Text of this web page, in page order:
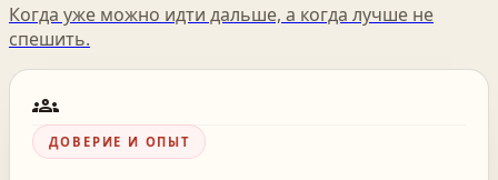
Когда уже можно идти дальше, а когда лучше не
спешить.
groups
ДОВЕРИЕ И ОПЫТ